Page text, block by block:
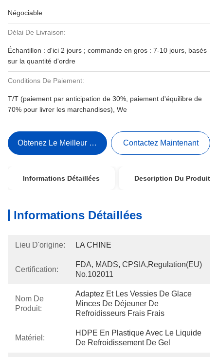
Négociable
Délai De Livraison:
Échantillon : d'ici 2 jours ; commande en gros : 7-10 jours, basés
sur la quantité d'ordre
Conditions De Paiement:
T/T (paiement par anticipation de 30%, paiement d'équilibre de
70% pour livrer les marchandises), We
Obtenez Le Meilleur Prix Contactez Maintenant
Informations Détaillées Description Du Produit
Informations Détaillées
Lieu D'origine: LA CHINE
Certification:
FDA, MADS, CPSIA,Regulation(EU)
No.102011
Nom De
Produit:
Adaptez Et Les Vessies De Glace
Minces De Déjeuner De
Refroidisseurs Frais Frais
Matériel:
HDPE En Plastique Avec Le Liquide
De Refroidissement De Gel